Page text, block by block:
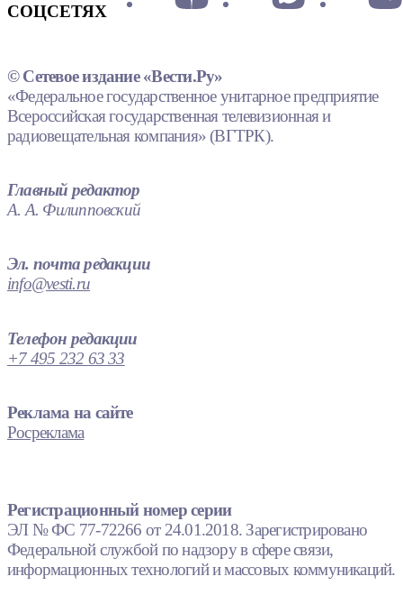
СОЦСЕТЯХ
© Сетевое издание «Вести.Ру»
«Федеральное государственное унитарное предприятие
Всероссийская государственная телевизионная и
радиовещательная компания» (ВГТРК).
Главный редактор
А. А. Филипповский
Эл. почта редакции
info@vesti.ru
Телефон редакции
+7 495 232 63 33
Реклама на сайте
Росреклама
Регистрационный номер серии
ЭЛ № ФС 77-72266 от 24.01.2018. Зарегистрировано
Федеральной службой по надзору в сфере связи,
информационных технологий и массовых коммуникаций.